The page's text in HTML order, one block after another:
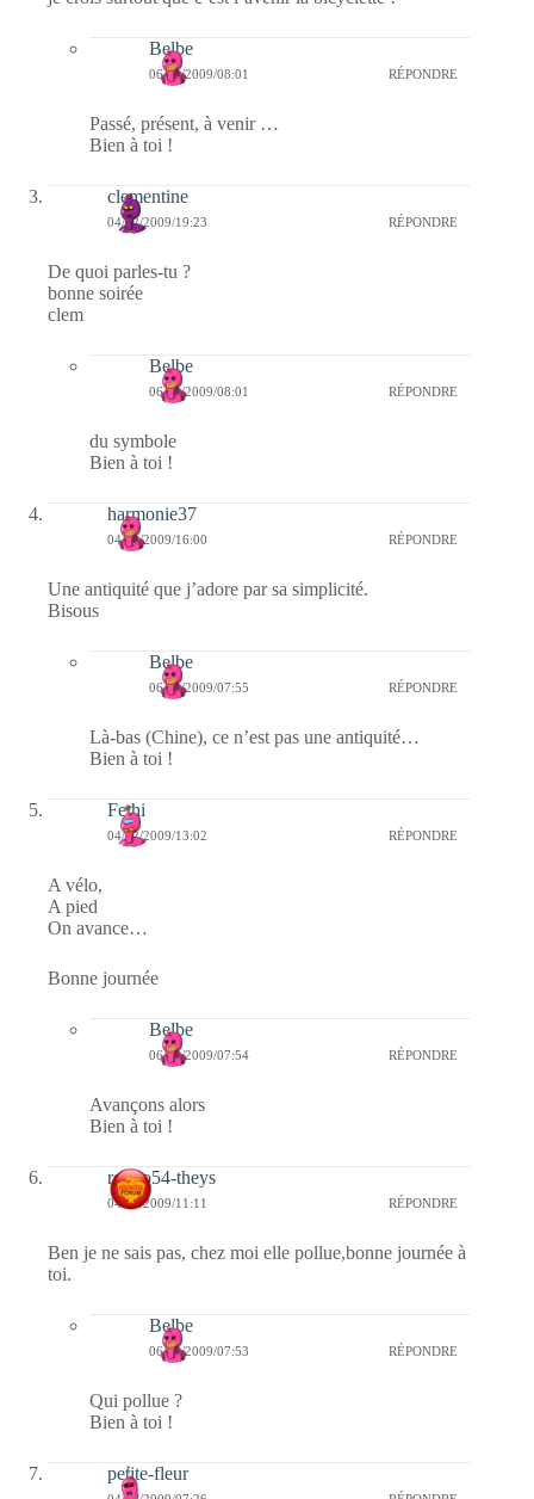
Belbe
06/12/2009/08:01 RÉPONDRE
Passé, présent, à venir …
Bien à toi !
clementine
04/12/2009/19:23 RÉPONDRE
De quoi parles-tu ?
bonne soirée
clem
Belbe
06/12/2009/08:01 RÉPONDRE
du symbole
Bien à toi !
harmonie37
04/12/2009/16:00 RÉPONDRE
Une antiquité que j’adore par sa simplicité.
Bisous
Belbe
06/12/2009/07:55 RÉPONDRE
Là-bas (Chine), ce n’est pas une antiquité…
Bien à toi !
Fethi
04/12/2009/13:02 RÉPONDRE
A vélo,
A pied
On avance…
Bonne journée
Belbe
06/12/2009/07:54 RÉPONDRE
Avançons alors
Bien à toi !
rolero54-theys
04/12/2009/11:11 RÉPONDRE
Ben je ne sais pas, chez moi elle pollue,bonne journée à
toi.
Belbe
06/12/2009/07:53 RÉPONDRE
Qui pollue ?
Bien à toi !
petite-fleur